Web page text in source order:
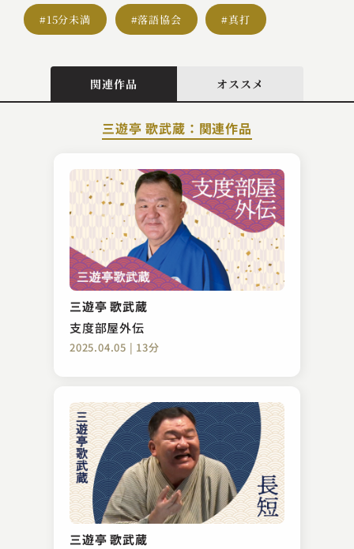
#15分未満 #落語協会 #真打
関連作品 オススメ
三遊亭 歌武蔵：関連作品
三遊亭 歌武蔵
支度部屋外伝
2025.04.05 | 13分
三遊亭 歌武蔵
昔昔亭 喜太郎
権助魚
2023.11.09 | 14分
柳家 はん治
妻の旅行